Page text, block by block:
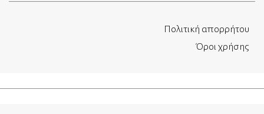
Πολιτική απορρήτου
Όροι χρήσης